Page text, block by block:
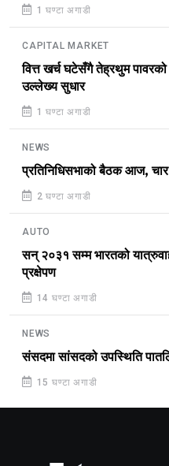
1 घण्टा अगाडी
CAPITAL MARKET
वित्त खर्च घटेसँगै तेह्रथुम
उल्लेख्य सुधार
1 घण्टा अगाडी
NEWS
प्रतिनिधिसभाको बैठक आज,
2 घण्टा अगाडी
AUTO
सन् २०३१ सम्म भारतको
प्रक्षेपण
14 घण्टा अगाडी
NEWS
संसदमा सांसदको उपस्थिति
15 घण्टा अगाडी